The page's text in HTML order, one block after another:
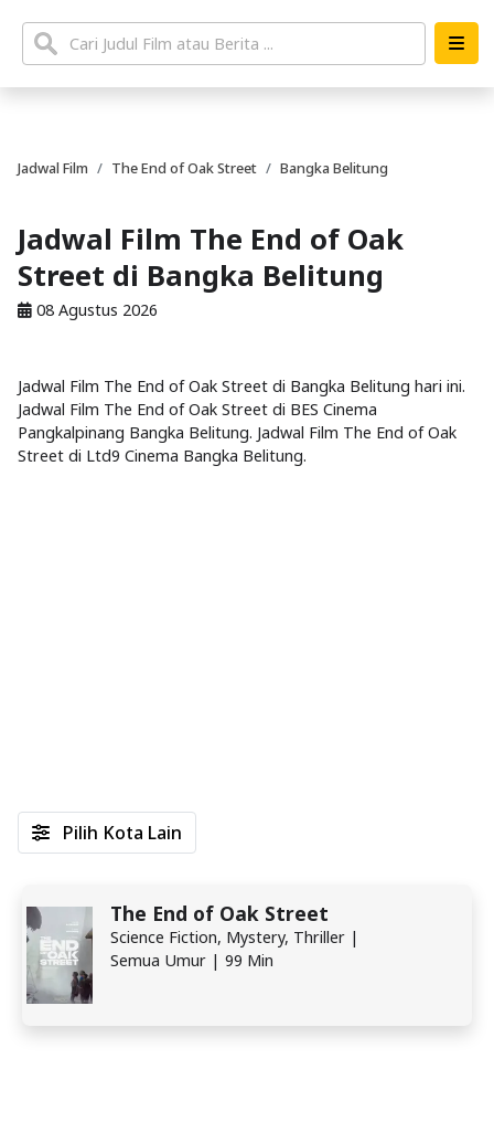
Jadwal Film The End of Oak Street Bangka Belitung
Jadwal Film The End of Oak
Street di Bangka Belitung
08 Agustus 2026
Jadwal Film The End of Oak Street di Bangka Belitung hari ini.
Jadwal Film The End of Oak Street di BES Cinema
Pangkalpinang Bangka Belitung. Jadwal Film The End of Oak
Street di Ltd9 Cinema Bangka Belitung.
The End of Oak Street
Science Fiction, Mystery, Thriller |
Semua Umur | 99 Min
Pilih Kota Lain